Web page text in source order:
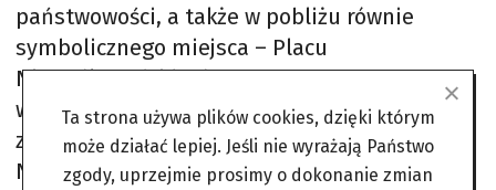
państwowości, a także w pobliżu równie
symbolicznego miejsca – Placu
Niepodległości będącego sercem
współczesnych ukraińskich rewolucji – ma
zostać wzniesiony monumentalny Panteon
Narodowy.
Ta strona używa plików cookies, dzięki którym
może działać lepiej. Jeśli nie wyrażają Państwo
zgody, uprzejmie prosimy o dokonanie zmian